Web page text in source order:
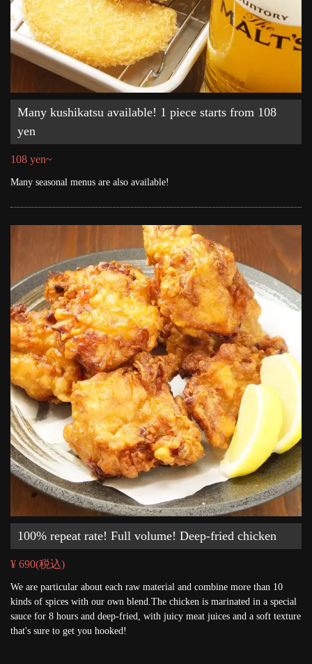
Many kushikatsu available! 1 piece starts from 108
yen
108 yen~
Many seasonal menus are also available!
100% repeat rate! Full volume! Deep-fried chicken
¥ 690(税込)
We are particular about each raw material and combine more than 10
kinds of spices with our own blend.The chicken is marinated in a special
sauce for 8 hours and deep-fried, with juicy meat juices and a soft texture
that's sure to get you hooked!